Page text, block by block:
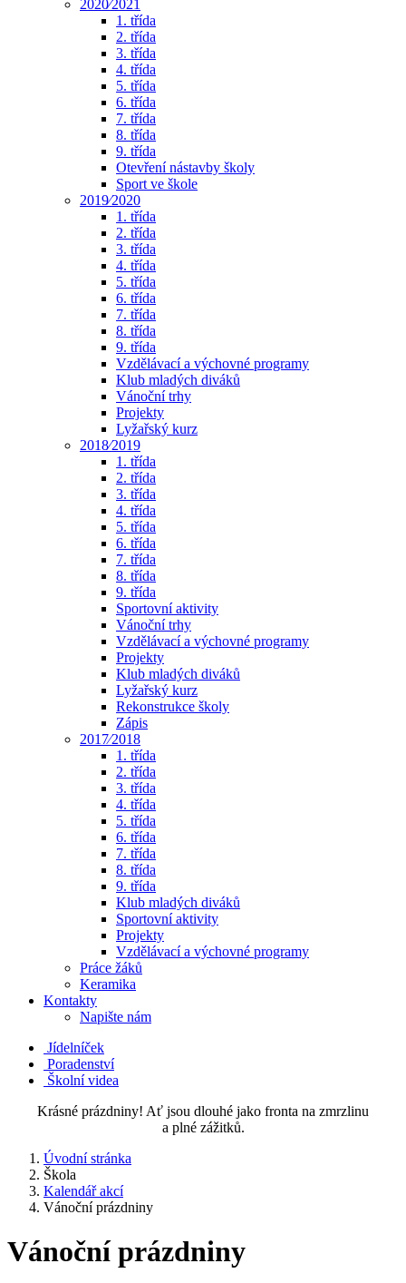
2020⁄2021
1. třída
2. třída
3. třída
4. třída
5. třída
6. třída
7. třída
8. třída
9. třída
Otevření nástavby školy
Sport ve škole
2019⁄2020
1. třída
2. třída
3. třída
4. třída
5. třída
6. třída
7. třída
8. třída
9. třída
Vzdělávací a výchovné programy
Klub mladých diváků
Vánoční trhy
Projekty
Lyžařský kurz
2018⁄2019
1. třída
2. třída
3. třída
4. třída
5. třída
6. třída
7. třída
8. třída
9. třída
Sportovní aktivity
Vánoční trhy
Vzdělávací a výchovné programy
Projekty
Klub mladých diváků
Lyžařský kurz
Rekonstrukce školy
Zápis
2017⁄2018
1. třída
2. třída
3. třída
4. třída
5. třída
6. třída
7. třída
8. třída
9. třída
Klub mladých diváků
Sportovní aktivity
Projekty
Vzdělávací a výchovné programy
Práce žáků
Keramika
Kontakty
Napište nám
Jídelníček
Poradenství
Školní videa
Krásné prázdniny! Ať jsou dlouhé jako fronta na zmrzlinu
a plné zážitků.
Úvodní stránka
Škola
Kalendář akcí
Vánoční prázdniny
Vánoční prázdniny